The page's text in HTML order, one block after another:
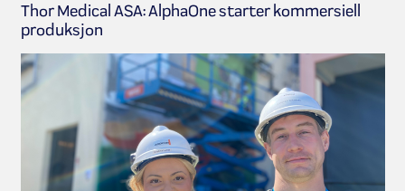
Thor Medical ASA: AlphaOne starter kommersiell
produksjon